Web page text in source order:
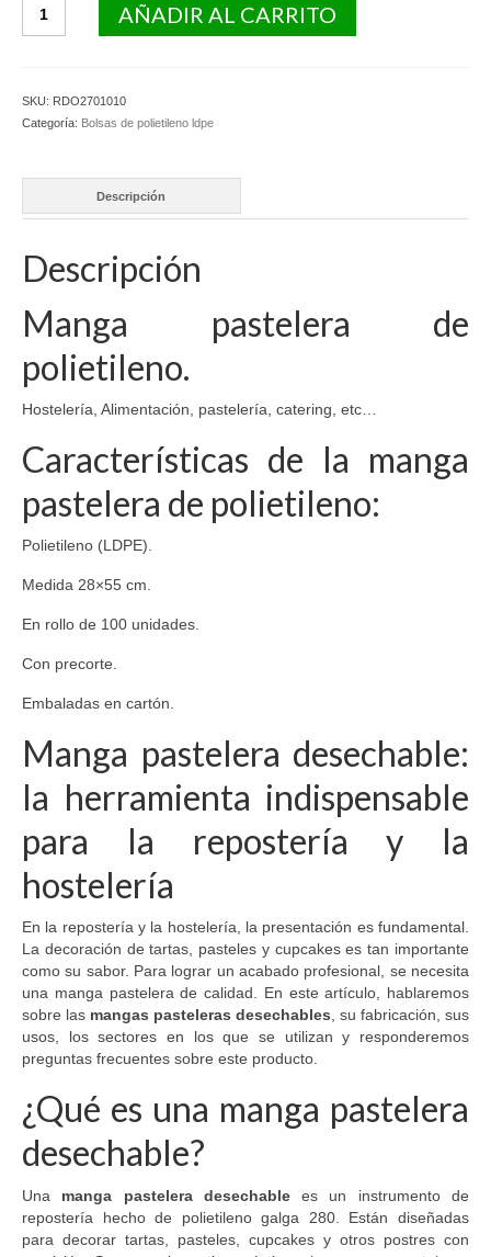
pastelera
AÑADIR AL CARRITO
SKU: RDO2701010
Categoría: Bolsas de polietileno ldpe
Descripción
Descripción
Manga pastelera de
polietileno.
Hostelería, Alimentación, pastelería, catering, etc…
Características de la manga
pastelera de polietileno:
Polietileno (LDPE).
Medida 28×55 cm.
En rollo de 100 unidades.
Con precorte.
Embaladas en cartón.
Manga pastelera desechable:
la herramienta indispensable
para la repostería y la
hostelería
En la repostería y la hostelería, la presentación es fundamental.
La decoración de tartas, pasteles y cupcakes es tan importante
como su sabor. Para lograr un acabado profesional, se necesita
una manga pastelera de calidad. En este artículo, hablaremos
sobre las mangas pasteleras desechables, su fabricación, sus
usos, los sectores en los que se utilizan y responderemos
preguntas frecuentes sobre este producto.
¿Qué es una manga pastelera
desechable?
Una manga pastelera desechablees un instrumento de
repostería hecho de polietileno galga 280. Están diseñadas
para decorar tartas, pasteles, cupcakes y otros postres con